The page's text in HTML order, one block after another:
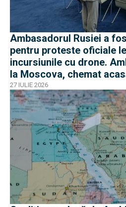
Ambasadorul Rusiei a
pentru proteste oficiale
incursiunile cu drone.
la Moscova, chemat
27 IULIE 2026